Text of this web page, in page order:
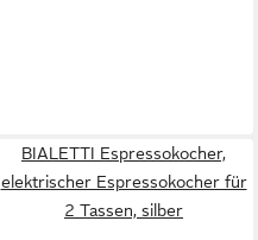
BIALETTI Espressokocher,
elektrischer Espressokocher für
2 Tassen, silber